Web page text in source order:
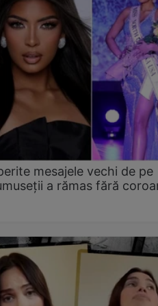
mesajele vechi de pe
a rămas fără